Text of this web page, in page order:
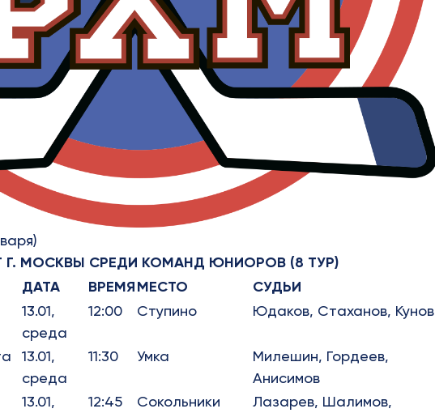
МОСКВЫ СРЕДИ КОМАНД ЮНИОРОВ (8 ТУР)
ДАТА ВРЕМЯМЕСТО СУДЬИ
13.01,
среда
12:00 Ступино Юдаков, Стаханов, Кунов
13.01,
среда
11:30 Умка
Милешин, Гордеев,
Анисимов
13.01,
12:45 Сокольники
Лазарев, Шалимов,